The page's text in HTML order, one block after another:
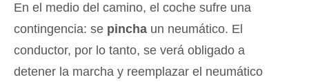
En el medio del camino, el coche sufre una
contingencia: se pincha un neumático. El
conductor, por lo tanto, se verá obligado a
detener la marcha y reemplazar el neumático